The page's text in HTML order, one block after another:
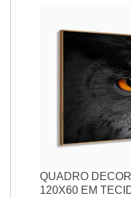
QUADRO
120X60 EM